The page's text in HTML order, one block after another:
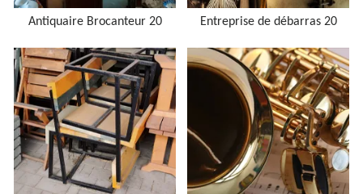
Antiquaire Brocanteur 20 Entreprise de débarras 20